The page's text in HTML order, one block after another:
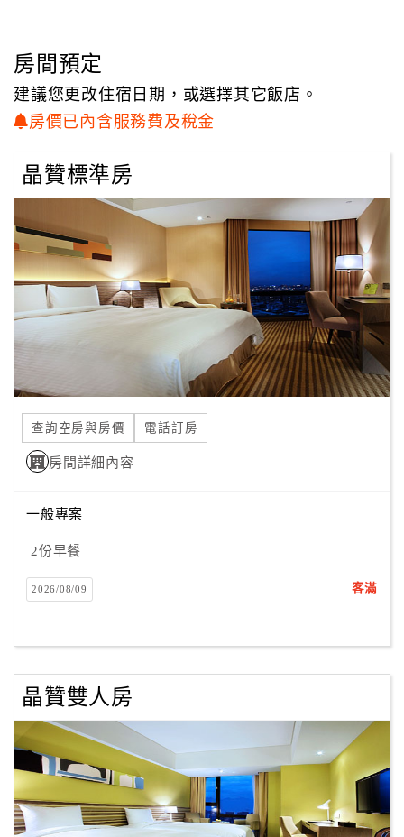
地
圖
顧
務
客
滿
意
度
訂
單
管
理
員
戶
客
服
聯
單
Line
線
房間預定
建議您更改住宿日期，或選擇其它飯店。
房價已內含服務費及稅金
晶贊標準房
查詢空房與房價 電話訂房
房間詳細內容
一般專案
2份早餐
2026/08/09 客滿
晶贊雙人房